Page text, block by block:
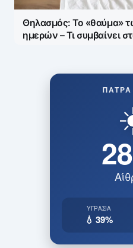
Θηλασμός: Το «θαύμα»
ημερών – Τι συμβαίνει
ΠΆΤΡΑ
ΥΓΡΑΣΊΑ
💧 39%